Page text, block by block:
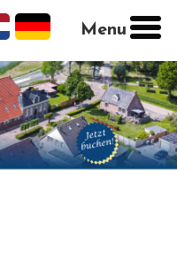
Menu